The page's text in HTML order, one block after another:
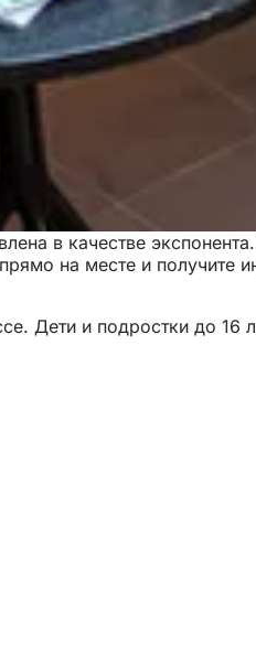
в качестве
на месте и получите
Дети и подростки до 16